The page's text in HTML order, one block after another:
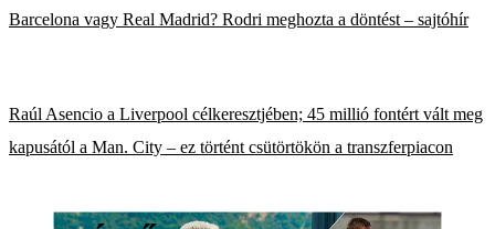
Barcelona vagy Real Madrid? Rodri meghozta a döntést – sajtóhír
Raúl Asencio a Liverpool célkeresztjében; 45 millió fontért vált meg
kapusától a Man. City – ez történt csütörtökön a transzferpiacon